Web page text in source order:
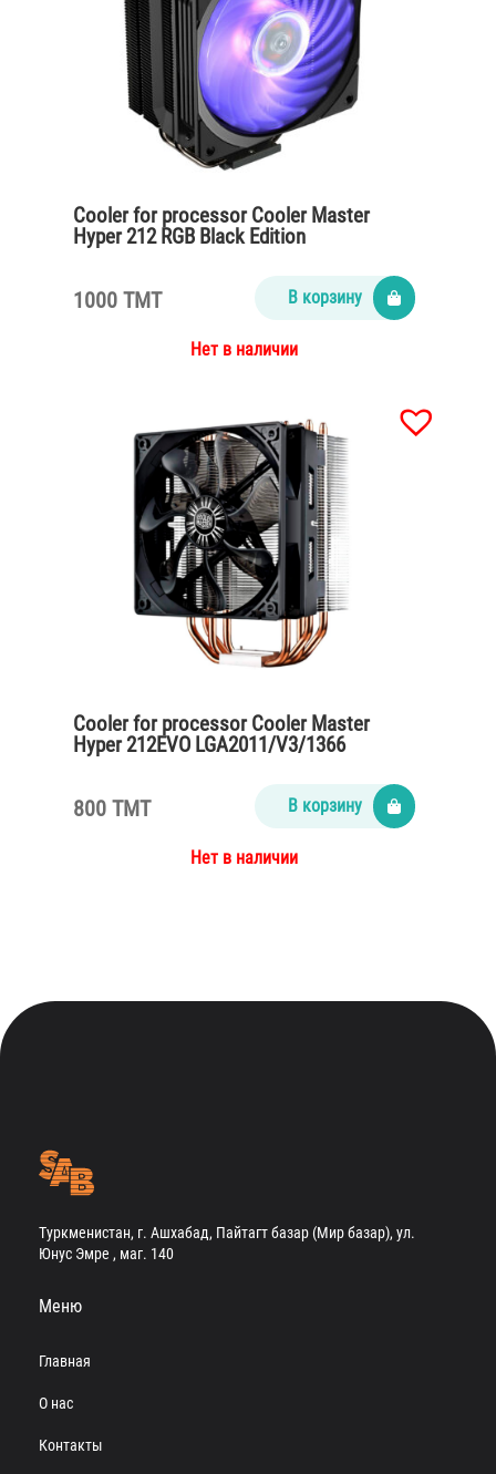
Cooler for processor Cooler Master
Hyper 212 RGB Black Edition
1000 TMT В корзину
Нет в наличии
Cooler for processor Cooler Master
Hyper 212EVO LGA2011/V3/1366
800 TMT В корзину
Нет в наличии
Туркменистан, г. Ашхабад, Пайтагт базар (Мир базар), ул.
Юнус Эмре , маг. 140
Меню
Главная
О нас
Контакты